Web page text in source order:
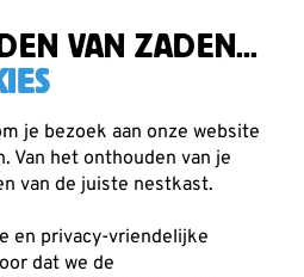
VAN ZADEN...
je bezoek aan onze website
Van het onthouden van je
van de juiste nestkast.
en privacy-vriendelijke
dat we de
Insectenhotels